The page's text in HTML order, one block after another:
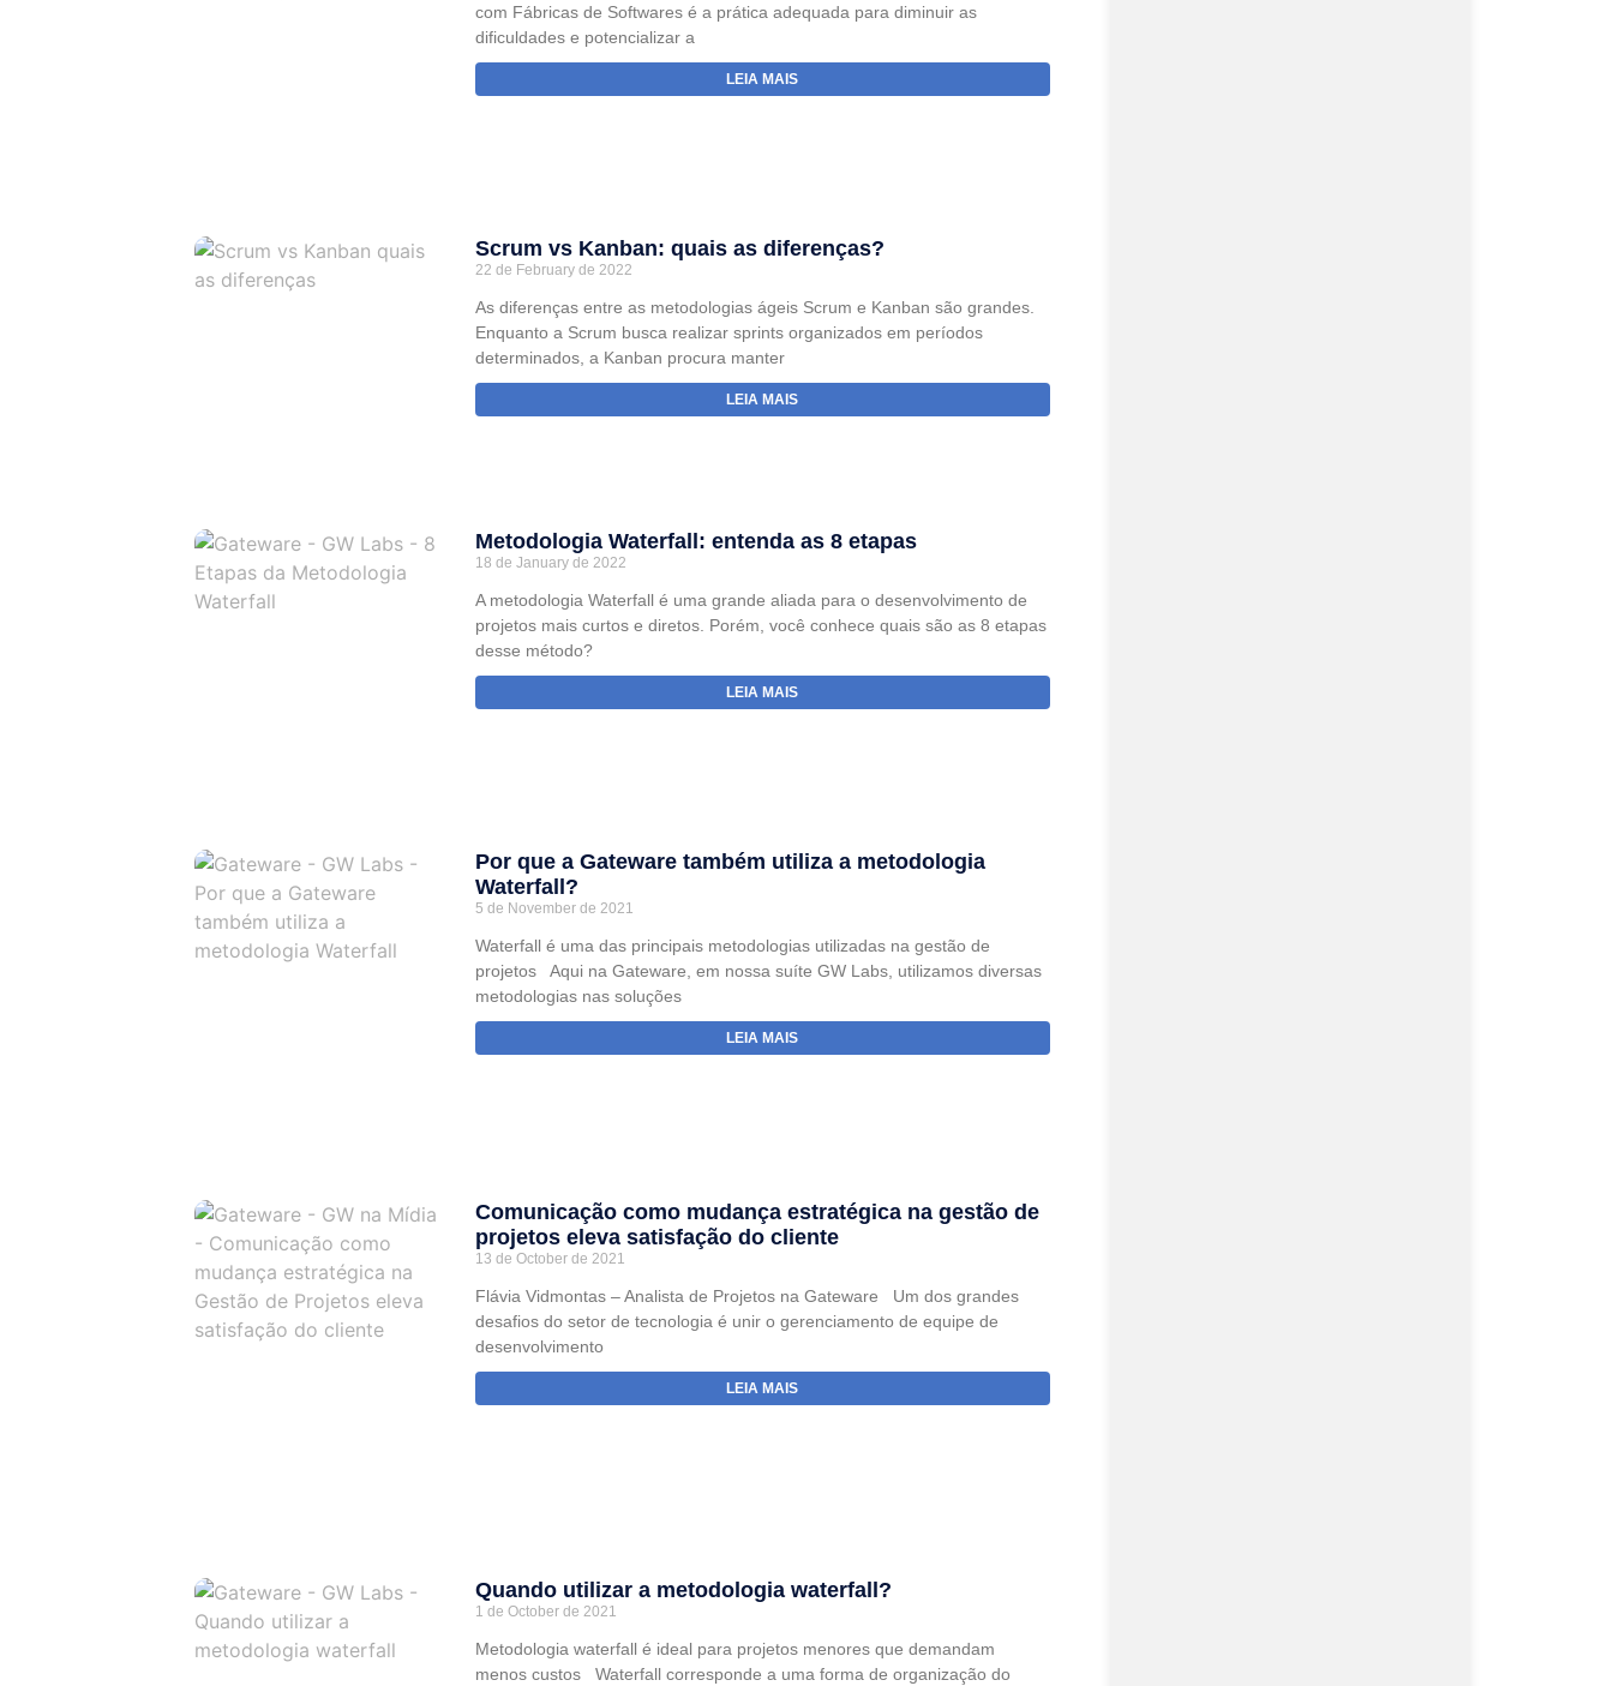
com Fábricas de Softwares é a prática adequada para diminuir as
dificuldades e potencializar a
LEIA MAIS
Scrum vs Kanban: quais as diferenças?
22 de February de 2022
As diferenças entre as metodologias ágeis Scrum e Kanban são grandes.
Enquanto a Scrum busca realizar sprints organizados em períodos
determinados, a Kanban procura manter
LEIA MAIS
Metodologia Waterfall: entenda as 8 etapas
18 de January de 2022
A metodologia Waterfall é uma grande aliada para o desenvolvimento de
projetos mais curtos e diretos. Porém, você conhece quais são as 8 etapas
desse método?
LEIA MAIS
Por que a Gateware também utiliza a metodologia
Waterfall?
5 de November de 2021
Waterfall é uma das principais metodologias utilizadas na gestão de
projetos Aqui na Gateware, em nossa suíte GW Labs, utilizamos diversas
metodologias nas soluções
LEIA MAIS
Comunicação como mudança estratégica na gestão de
projetos eleva satisfação do cliente
13 de October de 2021
Flávia Vidmontas – Analista de Projetos na Gateware Um dos grandes
desafios do setor de tecnologia é unir o gerenciamento de equipe de
desenvolvimento
LEIA MAIS
Quando utilizar a metodologia waterfall?
1 de October de 2021
Metodologia waterfall é ideal para projetos menores que demandam
menos custos Waterfall corresponde a uma forma de organização do